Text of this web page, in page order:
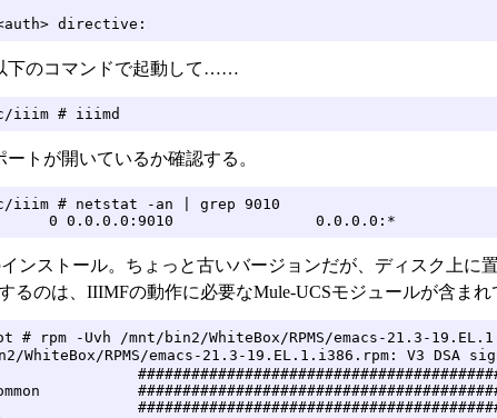
directive:
下のコマンドで起動して……
iiim # iiimd
トが開いているか確認する。
iiim # netstat -an | grep 9010
0 0.0.0.0:9010                0.0.0.0:*
インストール。ちょっと古いバージョンだが、ディスク上に
るのは、IIIMFの動作に必要なMule-UCSモジュールが含まれ
# rpm -Uvh /mnt/bin2/WhiteBox/RPMS/emacs-21.3-
WhiteBox/RPMS/emacs-21.3-19.EL.1.i386.rpm: V3 DSA